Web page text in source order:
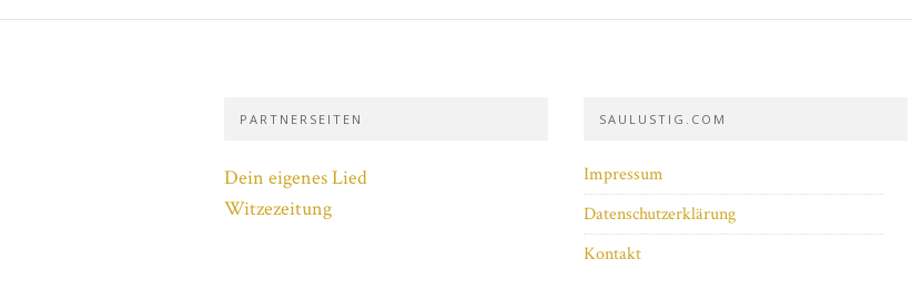
PARTNERSEITEN
Dein eigenes Lied
Witzezeitung
SAULUSTIG.COM
Impressum
Datenschutzerklärung
Kontakt